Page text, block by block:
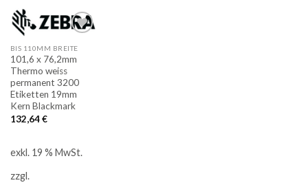
Merkliste
BIS 110MM BREITE
101,6 x 76,2mm
Thermo weiss
permanent 3200
Etiketten 19mm
Kern Blackmark
132,64€
exkl. 19 % MwSt.
zzgl.